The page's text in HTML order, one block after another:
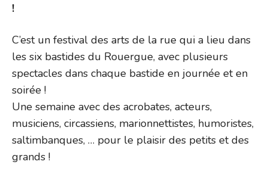
!
C’est un festival des arts de la rue qui a lieu dans
les six bastides du Rouergue, avec plusieurs
spectacles dans chaque bastide en journée et en
soirée !
Une semaine avec des acrobates, acteurs,
musiciens, circassiens, marionnettistes, humoristes,
saltimbanques, … pour le plaisir des petits et des
grands !